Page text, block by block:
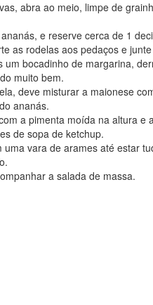
abra ao meio, limpe de
e reserve cerca de 1
as rodelas aos pedaços e
um bocadinho de margarina,
muito bem.
deve misturar a maionese
ananás.
a pimenta moída na altura e
de sopa de ketchup.
uma vara de arames até estar
a salada de massa.